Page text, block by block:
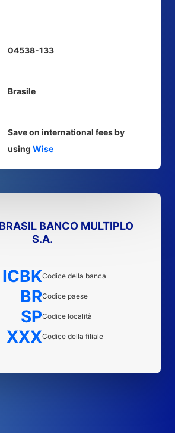
04538-133
Brasile
Save on international fees by
using Wise
BANCO MULTIPLO
S.A.
ICBKCodice della banca
BRCodice paese
SPCodice località
XXXCodice della filiale